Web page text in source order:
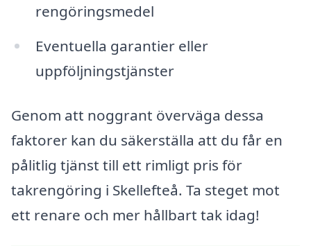
rengöringsmedel
Eventuella garantier eller
uppföljningstjänster
Genom att noggrant överväga dessa
faktorer kan du säkerställa att du får en
pålitlig tjänst till ett rimligt pris för
takrengöring i Skellefteå. Ta steget mot
ett renare och mer hållbart tak idag!